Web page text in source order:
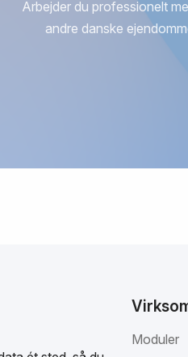
Arbejder du professionelt
andre danske
Moduler